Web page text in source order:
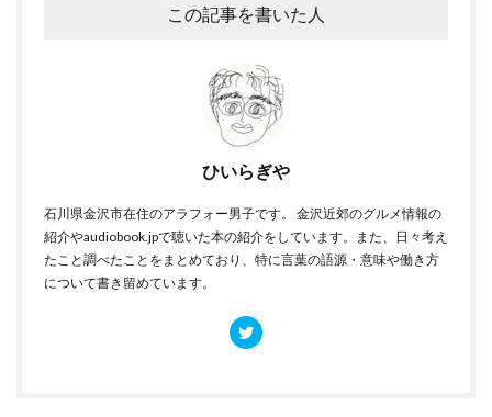
この記事を書いた人
ひいらぎや
石川県金沢市在住のアラフォー男子です。 金沢近郊のグルメ情報の
紹介やaudiobook.jpで聴いた本の紹介をしています。また、日々考え
たこと調べたことをまとめており、特に言葉の語源・意味や働き方
について書き留めています。